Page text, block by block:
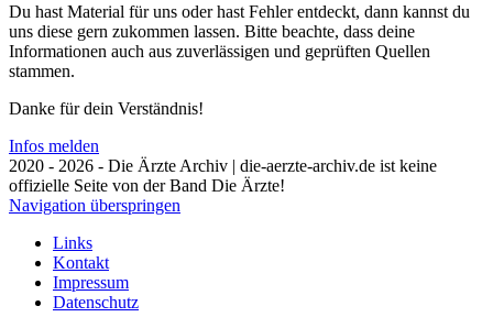
Du hast Material für uns oder hast Fehler entdeckt, dann kannst du
uns diese gern zukommen lassen. Bitte beachte, dass deine
Informationen auch aus zuverlässigen und geprüften Quellen
stammen.
Danke für dein Verständnis!
Infos melden
2020 - 2026 - Die Ärzte Archiv | die-aerzte-archiv.de ist keine
offizielle Seite von der Band Die Ärzte!
Navigation überspringen
Links
Kontakt
Impressum
Datenschutz